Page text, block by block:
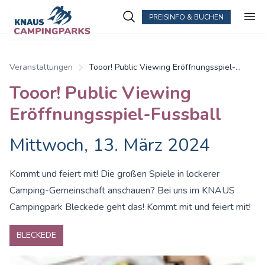
PREISINFO & BUCHEN
Veranstaltungen
Tooor! Public Viewing Eröffnungsspiel-
Tooor! Public Viewing
Eröffnungsspiel-Fussball
Mittwoch, 13. März 2024
Kommt und feiert mit! Die großen Spiele in lockerer
Camping-Gemeinschaft anschauen? Bei uns im KNAUS
Campingpark Bleckede geht das! Kommt mit und feiert mit!
BLECKEDE